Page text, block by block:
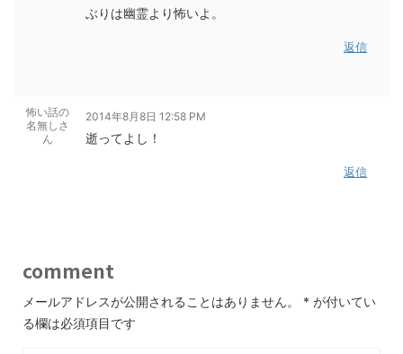
ぶりは幽霊より怖いよ。
返信
怖い話の
名無しさ
ん
2014年8月8日 12:58 PM
逝ってよし！
返信
comment
メールアドレスが公開されることはありません。 * が付いてい
る欄は必須項目です